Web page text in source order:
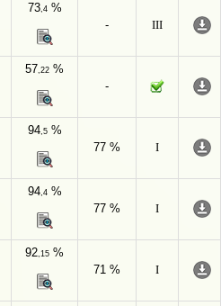
73,4%
-
III
57,22 %
-
94,5%
77 %
I
94,4%
77 %
I
92,15 %
71 %
I